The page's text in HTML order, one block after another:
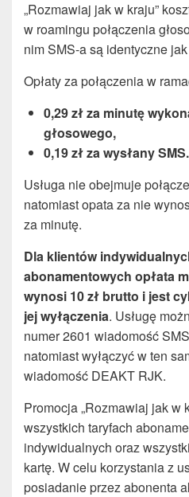
„Rozmawiaj jak w kraju”
w roamingu połączenia
nim SMS-a są identyczne
Opłaty za połączenia w
0,29 zł za minutę
głosowego,
0,19 zł za wysłany SMS.
Usługa nie obejmuje
natomiast opata za nie
za minutę.
Dla klientów
abonamentowych opłata
wynosi 10 zł brutto i jest
jej wyłączenia. Usługę
numer 2601 wiadomość
natomiast wyłączyć w ten
wiadomość DEAKT RJK.
Promocja „Rozmawiaj jak w
wszystkich taryfach
indywidualnych oraz
kartę. W celu korzystania z
posiadanie przez abonenta